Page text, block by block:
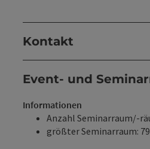
Kontakt
Event- und
Informationen
Anzahl Seminarraum/-
größter Seminarraum: